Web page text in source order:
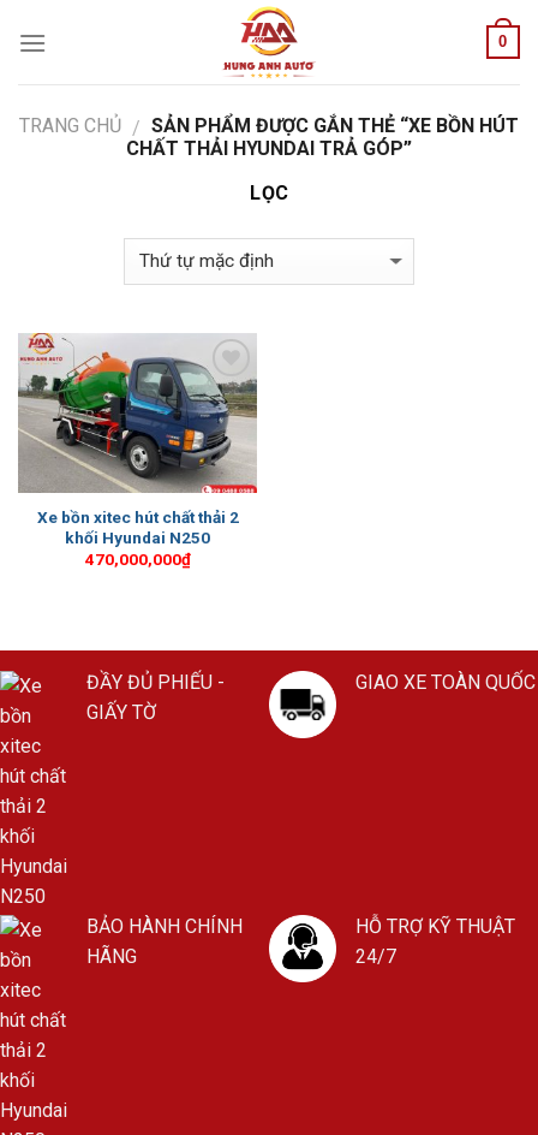
0
TRANG CHỦ / SẢN PHẨM ĐƯỢC GẮN THẺ “XE BỒN HÚT
CHẤT THẢI HYUNDAI TRẢ GÓP”
LỌC
Add to
Wishlist
Xe bồn xitec hút chất thải 2
khối Hyundai N250
470,000,000₫
ĐẦY ĐỦ PHIẾU -
GIẤY TỜ
GIAO XE TOÀN QUỐC
BẢO HÀNH CHÍNH
HÃNG
HỖ TRỢ KỸ THUẬT
24/7